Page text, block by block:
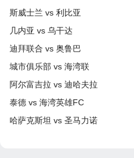
斯威士兰 vs 利比亚
几内亚 vs 乌干达
迪拜联合 vs 奥鲁巴
城市俱乐部 vs 海湾联
阿尔富吉拉 vs 迪哈夫拉
泰德 vs 海湾英雄FC
哈萨克斯坦 vs 圣马力诺